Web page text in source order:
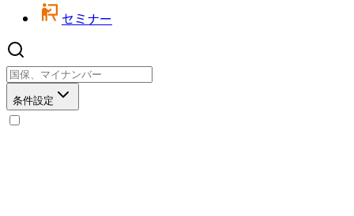
セミナー
条件設定